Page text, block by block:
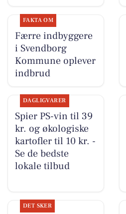
FAKTA OM
Færre indbyggere
i Svendborg
Kommune oplever
indbrud
DAGLIGVARER
Spier PS-vin til 39
kr. og økologiske
kartofler til 10 kr. -
Se de bedste
lokale tilbud
DET SKER